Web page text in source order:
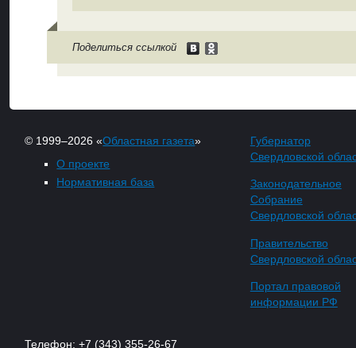
Поделиться ссылкой
© 1999–2026 «Областная газета»
О проекте
Нормативная база
Губернатор
Свердловской
Законодательное
Собрание
Свердловской
Правительство
Свердловской
Портал правовой
информации РФ
Телефон: +7 (343) 355-26-67